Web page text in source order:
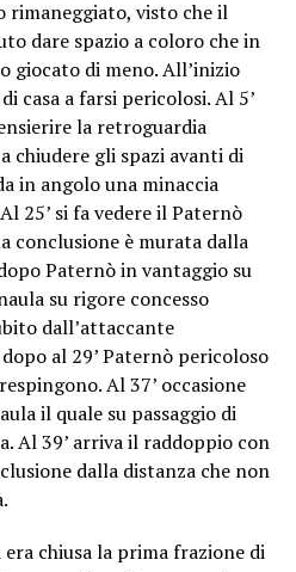
rimaneggiato, visto che il
dare spazio a coloro che in
giocato di meno. All’inizio
casa a farsi pericolosi. Al 5’
la retroguardia
chiudere gli spazi avanti di
in angolo una minaccia
25’ si fa vedere il Paternò
conclusione è murata dalla
Paternò in vantaggio su
su rigore concesso
dall’attaccante
al 29’ Paternò pericoloso
Al 37’ occasione
il quale su passaggio di
Al 39’ arriva il raddoppio con
dalla distanza che non
chiusa la prima frazione di